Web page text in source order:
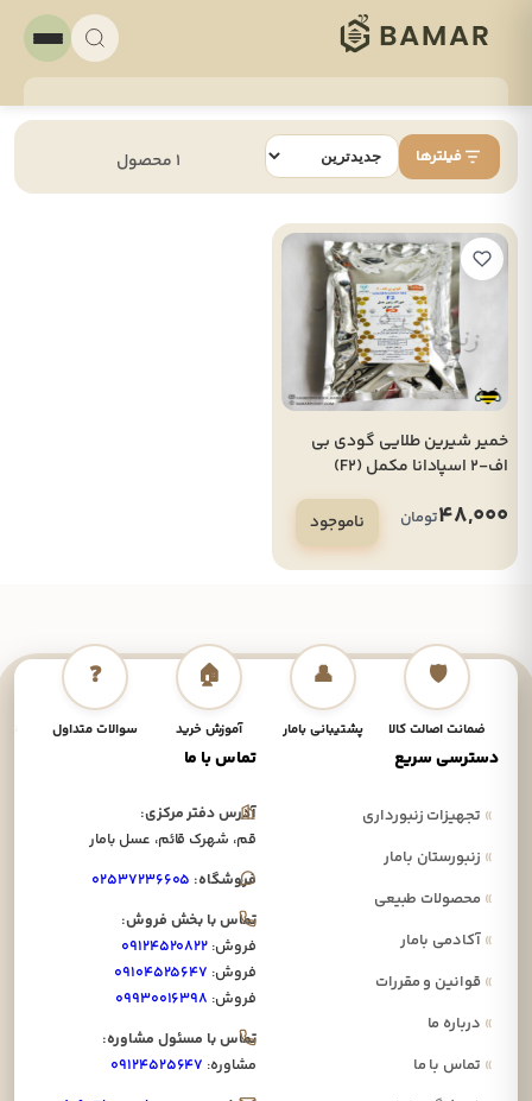
فیلترها
خمیر شیرین طلایی گودی بی
اف-2 اسپادانا مکمل (F2)
48,000تومان ناموجود
🛡️
ضمانت اصالت کالا
👤
پشتیبانی بامار
🏠
آموزش خرید
❓
سوالات متداول
دسترسی سریع
»تجهیزات زنبورداری
»زنبورستان بامار
»محصولات طبیعی
»آکادمی بامار
»قوانین و مقررات
»درباره ما
»تماس با ما
تماس با ما
آدرس دفتر مرکزی:
قم، شهرک قائم، عسل بامار
فروشگاه: ۰۲۵۳۷۲۳۶۶۰۵
تماس با بخش فروش:
فروش: ۰۹۱۲۴۵۲۰۸۲۲
فروش: ۰۹۱۰۴۵۲۵۶۴۷
فروش: ۰۹۹۳۰۰۱۶۳۹۸
تماس با مسئول مشاوره:
مشاوره: ۰۹۱۲۴۵۲۵۶۴۷